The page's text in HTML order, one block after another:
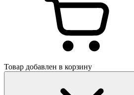
Товар добавлен в корзину